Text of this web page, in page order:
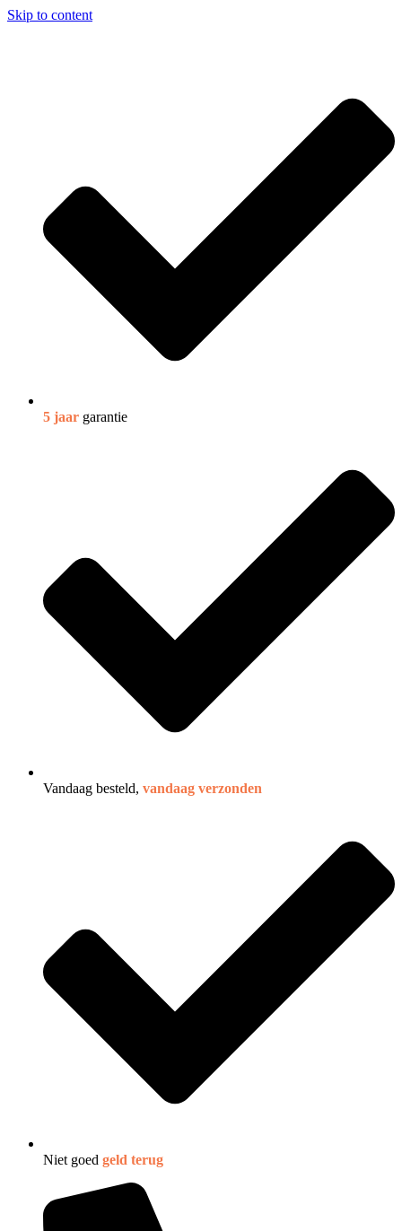
Skip to content
5 jaar garantie
Vandaag besteld, vandaag verzonden
Niet goed geld terug